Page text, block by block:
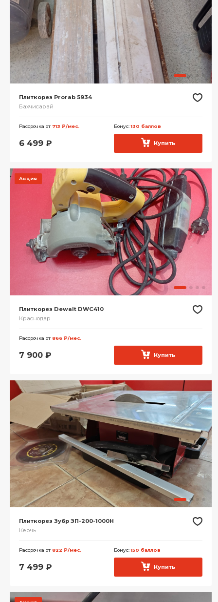
Плиткорез Prorab 5934
Бахчисарай
Рассрочка от 713 ₽/мес. Бонус:130 баллов
6 499 ₽ Купить
Акция
Плиткорез Dewalt DWC410
Краснодар
Рассрочка от 866 ₽/мес.
7 900 ₽ Купить
Плиткорез Зубр ЗП-200-1000Н
Керчь
Рассрочка от 822 ₽/мес. Бонус:150 баллов
7 499 ₽ Купить